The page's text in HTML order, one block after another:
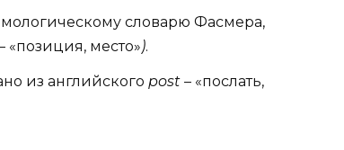
словарю Фасмера,
«позиция, место»).
из английского post – «послать,